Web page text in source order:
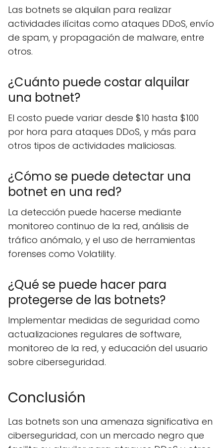
Las botnets se alquilan para realizar
actividades ilícitas como ataques DDoS, envío
de spam, y propagación de malware, entre
otros.
¿Cuánto puede costar alquilar
una botnet?
El costo puede variar desde $10 hasta $100
por hora para ataques DDoS, y más para
otros tipos de actividades maliciosas.
¿Cómo se puede detectar una
botnet en una red?
La detección puede hacerse mediante
monitoreo continuo de la red, análisis de
tráfico anómalo, y el uso de herramientas
forenses como Volatility.
¿Qué se puede hacer para
protegerse de las botnets?
Implementar medidas de seguridad como
actualizaciones regulares de software,
monitoreo de la red, y educación del usuario
sobre ciberseguridad.
Conclusión
Las botnets son una amenaza significativa en
ciberseguridad, con un mercado negro que